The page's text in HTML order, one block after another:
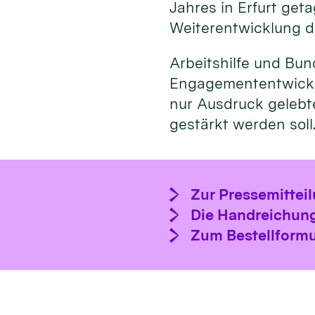
Jahres in Erfurt
Weiterentwicklung
Arbeitshilfe und
nur Ausdruck
gestärkt werden
Zur
Die
Zum